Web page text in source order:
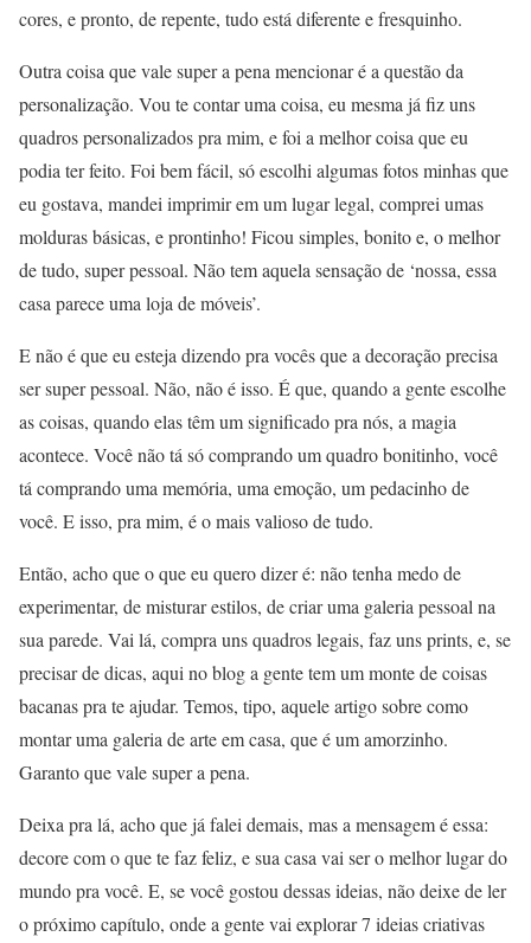
cores, e pronto, de repente, tudo está diferente e fresquinho.
Outra coisa que vale super a pena mencionar é a questão da
personalização. Vou te contar uma coisa, eu mesma já fiz uns
quadros personalizados pra mim, e foi a melhor coisa que eu
podia ter feito. Foi bem fácil, só escolhi algumas fotos minhas que
eu gostava, mandei imprimir em um lugar legal, comprei umas
molduras básicas, e prontinho! Ficou simples, bonito e, o melhor
de tudo, super pessoal. Não tem aquela sensação de ‘nossa, essa
casa parece uma loja de móveis’.
E não é que eu esteja dizendo pra vocês que a decoração precisa
ser super pessoal. Não, não é isso. É que, quando a gente escolhe
as coisas, quando elas têm um significado pra nós, a magia
acontece. Você não tá só comprando um quadro bonitinho, você
tá comprando uma memória, uma emoção, um pedacinho de
você. E isso, pra mim, é o mais valioso de tudo.
Então, acho que o que eu quero dizer é: não tenha medo de
experimentar, de misturar estilos, de criar uma galeria pessoal na
sua parede. Vai lá, compra uns quadros legais, faz uns prints, e, se
precisar de dicas, aqui no blog a gente tem um monte de coisas
bacanas pra te ajudar. Temos, tipo, aquele artigo sobre como
montar uma galeria de arte em casa, que é um amorzinho.
Garanto que vale super a pena.
Deixa pra lá, acho que já falei demais, mas a mensagem é essa:
decore com o que te faz feliz, e sua casa vai ser o melhor lugar do
mundo pra você. E, se você gostou dessas ideias, não deixe de ler
o próximo capítulo, onde a gente vai explorar 7 ideias criativas